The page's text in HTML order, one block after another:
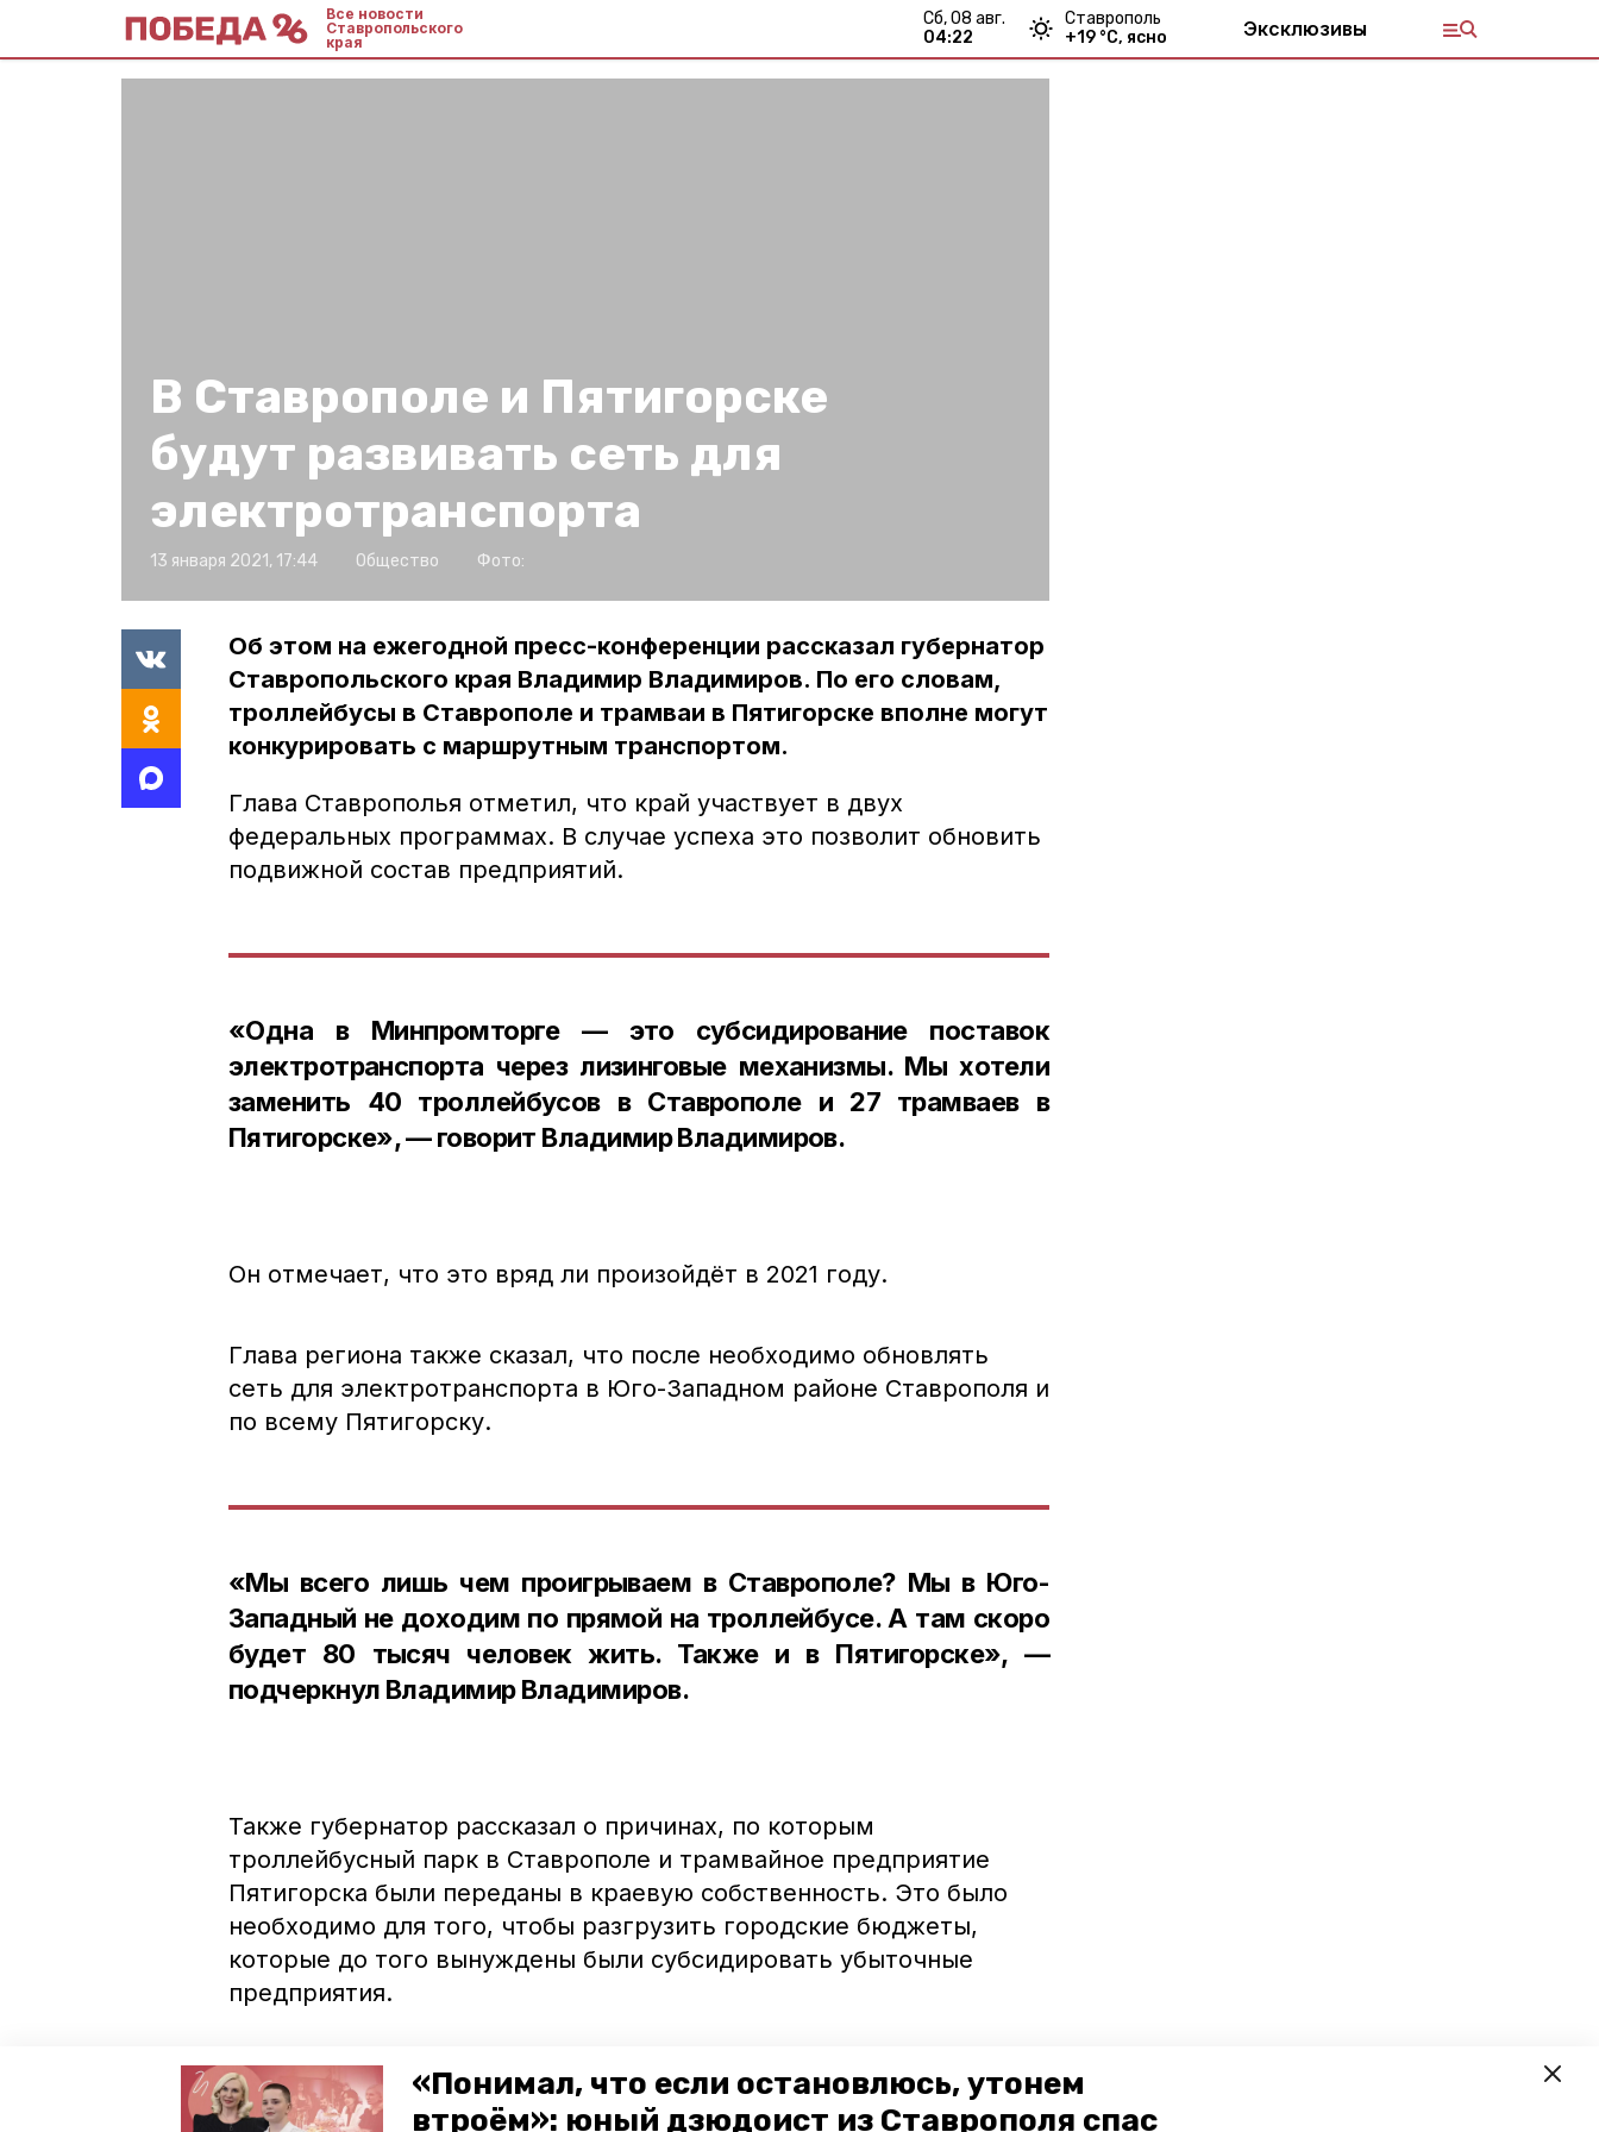
«Понимал, что если остановлюсь, утонем
втроём»: юный дзюдоист из Ставрополя спас
Все новости
Ставропольского
края
сб, 08 авг.
04:22
Ставрополь
+19 °С, ясно Эксклюзивы
В Ставрополе и Пятигорске
будут развивать сеть для
электротранспорта
13 января 2021, 17:44 Общество Фото:
Об этом на ежегодной пресс-конференции рассказал губернатор
Ставропольского края Владимир Владимиров. По его словам,
троллейбусы в Ставрополе и трамваи в Пятигорске вполне могут
конкурировать с маршрутным транспортом.
Глава Ставрополья отметил, что край участвует в двух
федеральных программах. В случае успеха это позволит обновить
подвижной состав предприятий.
«Одна в Минпромторге — это субсидирование поставок
электротранспорта через лизинговые механизмы. Мы хотели
заменить 40 троллейбусов в Ставрополе и 27 трамваев в
Пятигорске», — говорит Владимир Владимиров.
Он отмечает, что это вряд ли произойдёт в 2021 году.
Глава региона также сказал, что после необходимо обновлять
сеть для электротранспорта в Юго-Западном районе Ставрополя и
по всему Пятигорску.
«Мы всего лишь чем проигрываем в Ставрополе? Мы в Юго-
Западный не доходим по прямой на троллейбусе. А там скоро
будет 80 тысяч человек жить. Также и в Пятигорске», —
подчеркнул Владимир Владимиров.
Также губернатор рассказал о причинах, по которым
троллейбусный парк в Ставрополе и трамвайное предприятие
Пятигорска были переданы в краевую собственность. Это было
необходимо для того, чтобы разгрузить городские бюджеты,
которые до того вынуждены были субсидировать убыточные
предприятия.
При этом Владимир Владимиров отметил, что планов по закрытию
троллейбусного парка и трамвайного предприятия нет, хотя